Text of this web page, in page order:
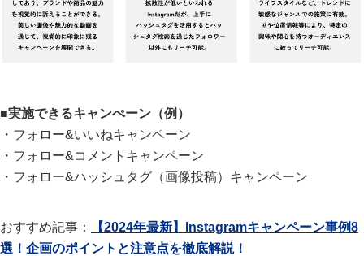
■実施できるキャンぺーン（例）
・フォロー&いいねキャンペーン
・フォロー&コメントキャンペーン
・フォロー&ハッシュタグ（画像投稿）キャンペーン
おすすめ記事：
【2024年最新】Instagramキャンペーン事例8
選！企画のポイントと注意点を徹底解説！